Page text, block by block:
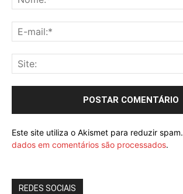
Este site utiliza o Akismet para reduzir spam.
dados em comentários são processados.
REDES SOCIAIS